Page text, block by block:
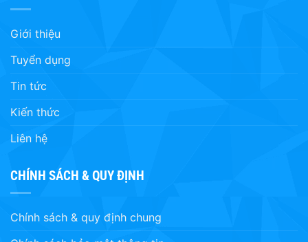
Giới thiệu
Tuyển dụng
Tin tức
Kiến thức
Liên hệ
CHÍNH SÁCH & QUY ĐỊNH
Chính sách & quy định chung